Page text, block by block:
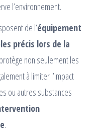
l’environnement.
de l’équipement
précis lors de la
non seulement les
à limiter l’impact
ou autres substances
.